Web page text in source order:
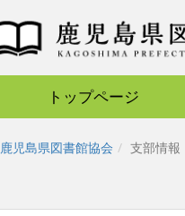
トップページ
鹿児島県図書館協会 支部情報